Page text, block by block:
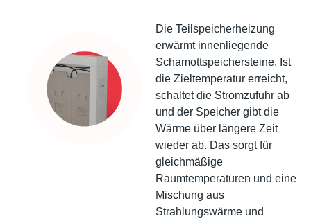
Die Teilspeicherheizung
erwärmt innenliegende
Schamottspeichersteine. Ist
die Zieltemperatur erreicht,
schaltet die Stromzufuhr ab
und der Speicher gibt die
Wärme über längere Zeit
wieder ab. Das sorgt für
gleichmäßige
Raumtemperaturen und eine
Mischung aus
Strahlungswärme und